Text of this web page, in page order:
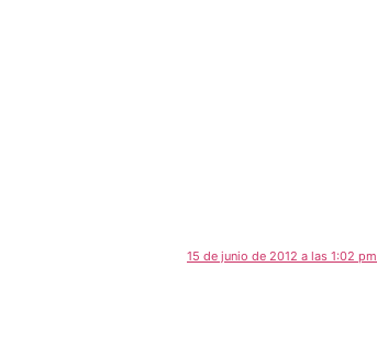
15 de junio de 2012 a las 1:02 pm